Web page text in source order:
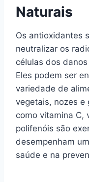
Naturais
Os antioxidantes
neutralizar os
células dos
Eles podem ser
variedade de
vegetais, nozes e
como vitamina C,
polifenóis são
desempenham
saúde e na